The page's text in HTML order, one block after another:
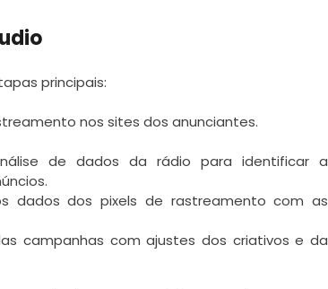
principais:
nos sites dos anunciantes.
de dados da rádio para identificar a
dados dos pixels de rastreamento com as
campanhas com ajustes dos criativos e da